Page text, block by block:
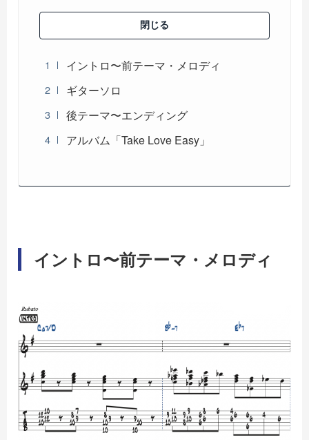
閉じる
イントロ〜前テーマ・メロディ
ギターソロ
後テーマ〜エンディング
アルバム「Take Love Easy」
イントロ〜前テーマ・メロディ